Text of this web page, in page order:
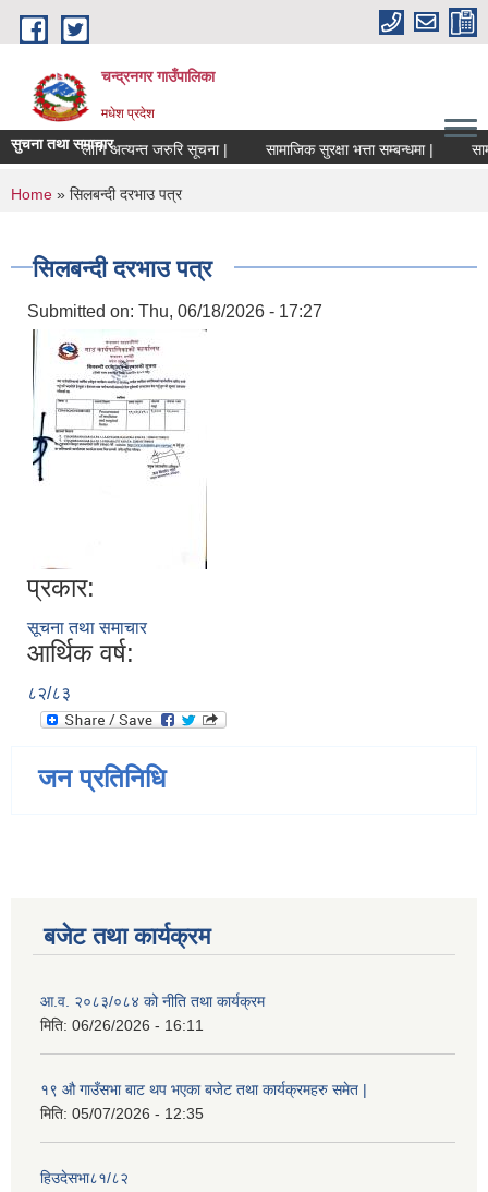
Skip to main content
चन्द्रनगर गाउँपालिका
मधेश प्रदेश
सुचना तथा समाचार
लागि अत्यन्त जरुरि सूचना | सामाजिक सुरक्षा भत्ता सम्बन्धमा |
You are here
Home » सिलबन्दी दरभाउ पत्र
सिलबन्दी दरभाउ पत्र
Submitted on: Thu, 06/18/2026 - 17:27
प्रकार:
सूचना तथा समाचार
आर्थिक वर्ष:
८२/८३
जन प्रतिनिधि
बजेट तथा कार्यक्रम
आ.व. २०८३/०८४ को नीति तथा कार्यक्रम
मिति: 06/26/2026 - 16:11
१९ औ गाउँसभा बाट थप भएका बजेट तथा कार्यक्रमहरु समेत |
मिति: 05/07/2026 - 12:35
हिउदेसभा८१/८२